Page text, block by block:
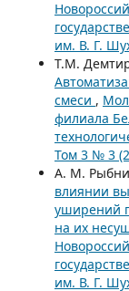
им. В. Г.
Т.М.
смеси ,
филиала
Том 3 № 3
А. М.
влиянии
уширений
на их
им. В. Г.